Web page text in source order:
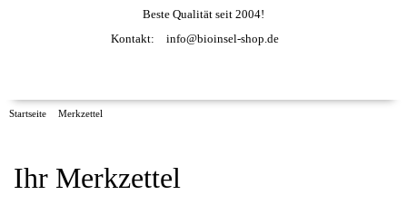
Beste Qualität seit 2004!
Kontakt:
info@bioinsel-shop.de
Startseite Merkzettel
Ihr Merkzettel